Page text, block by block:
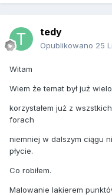
tedy
Opublikowano 25
Witam
Wiem że temat był już
korzystałem już z
forach
niemniej w dalszym ciągu
płycie.
Co robiłem.
Malowanie lakierem